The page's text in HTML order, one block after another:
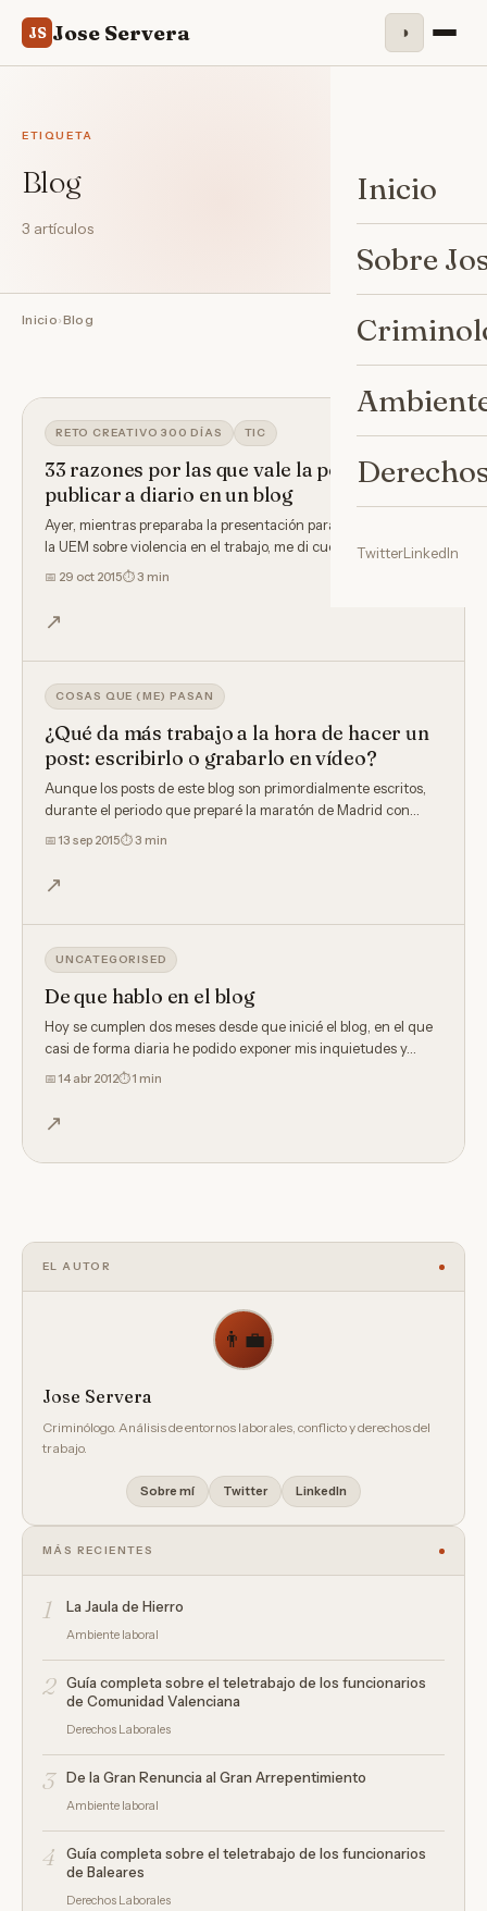
JS Jose Servera ◑
Inicio
Sobre
TwitterLinkedIn
ETIQUETA
Blog
3 artículos
Inicio›Blog
RETO CREATIVO 300 DÍAS TIC
33 razones por las que vale la pena
publicar a diario en un blog
Ayer, mientras preparaba la presentación para el seminario de
la UEM sobre violencia en el trabajo, me di cuenta de que…
📅 29 oct 2015⏱ 3 min
↗
COSAS QUE (ME) PASAN
¿Qué da más trabajo a la hora de hacer un
post: escribirlo o grabarlo en vídeo?
Aunque los posts de este blog son primordialmente escritos,
durante el periodo que preparé la maratón de Madrid con…
📅 13 sep 2015⏱ 3 min
↗
UNCATEGORISED
De que hablo en el blog
Hoy se cumplen dos meses desde que inicié el blog, en el que
casi de forma diaria he podido exponer mis inquietudes y…
📅 14 abr 2012⏱ 1 min
↗
EL AUTOR
👨‍💼
Jose Servera
Criminólogo. Análisis de entornos laborales, conflicto y derechos del
trabajo.
Sobre mí Twitter LinkedIn
MÁS RECIENTES
1 La Jaula de Hierro
Ambiente laboral
2
Guía completa sobre el teletrabajo de los funcionarios
de Comunidad Valenciana
Derechos Laborales
3 De la Gran Renuncia al Gran Arrepentimiento
Ambiente laboral
4
Guía completa sobre el teletrabajo de los funcionarios
de Baleares
Derechos Laborales